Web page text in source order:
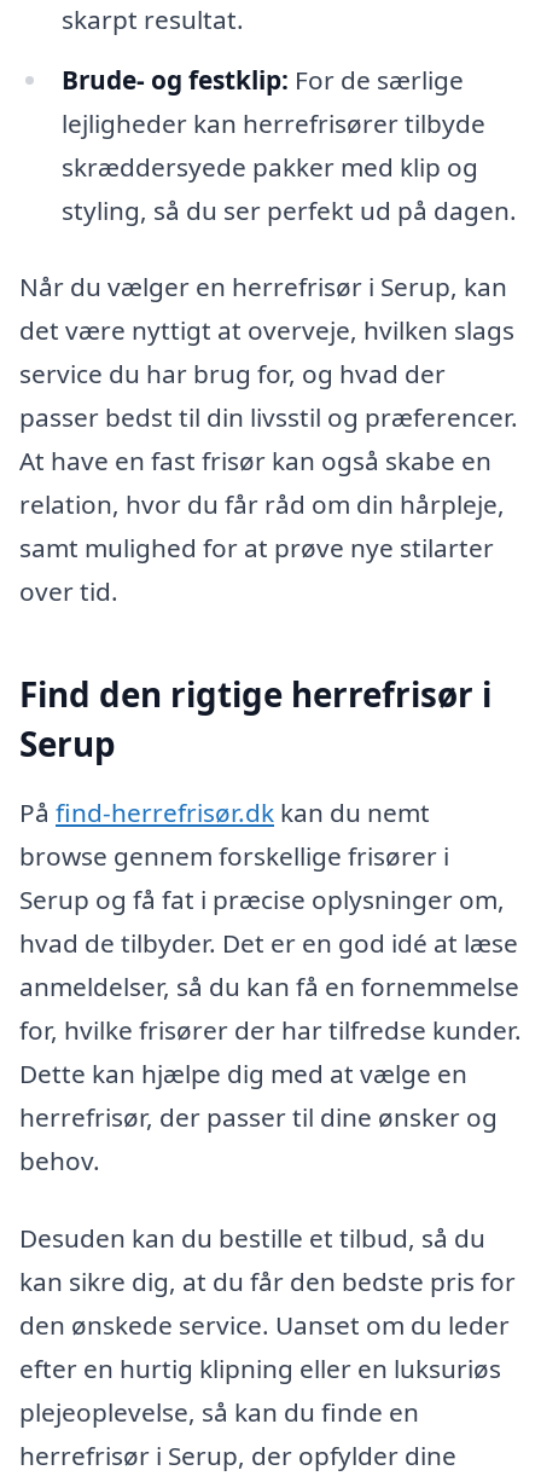
skarpt resultat.
Brude- og festklip: For de særlige
lejligheder kan herrefrisører tilbyde
skræddersyede pakker med klip og
styling, så du ser perfekt ud på dagen.
Når du vælger en herrefrisør i Serup, kan
det være nyttigt at overveje, hvilken slags
service du har brug for, og hvad der
passer bedst til din livsstil og præferencer.
At have en fast frisør kan også skabe en
relation, hvor du får råd om din hårpleje,
samt mulighed for at prøve nye stilarter
over tid.
Find den rigtige herrefrisør i
Serup
På find-herrefrisør.dk kan du nemt
browse gennem forskellige frisører i
Serup og få fat i præcise oplysninger om,
hvad de tilbyder. Det er en god idé at læse
anmeldelser, så du kan få en fornemmelse
for, hvilke frisører der har tilfredse kunder.
Dette kan hjælpe dig med at vælge en
herrefrisør, der passer til dine ønsker og
behov.
Desuden kan du bestille et tilbud, så du
kan sikre dig, at du får den bedste pris for
den ønskede service. Uanset om du leder
efter en hurtig klipning eller en luksuriøs
plejeoplevelse, så kan du finde en
herrefrisør i Serup, der opfylder dine